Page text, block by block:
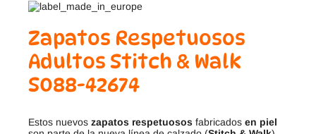
Zapatos Respetuosos
Adultos Stitch & Walk
S088-42674
Estos nuevos zapatos respetuosos fabricados en piel